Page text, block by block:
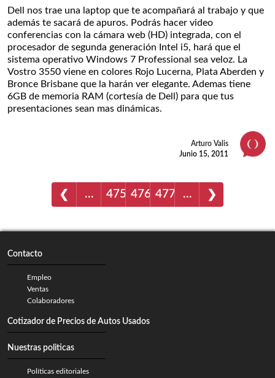
Dell nos trae una laptop que te acompañará al trabajo y que
además te sacará de apuros. Podrás hacer video
conferencias con la cámara web (HD) integrada, con el
procesador de segunda generación Intel i5, hará que el
sistema operativo Windows 7 Professional sea veloz. La
Vostro 3550 viene en colores Rojo Lucerna, Plata Aberden y
Bronce Brisbane que la harán ver elegante. Ademas tiene
6GB de memoria RAM (cortesía de Dell) para que tus
presentaciones sean mas dinámicas.
Arturo Valis
Junio 15, 2011
❮ … 475 476 477 … ❯
Contacto
Empleo
Ventas
Colaboradores
Cotizador de Precios de Autos Usados
Nuestras politicas
Políticas editoriales